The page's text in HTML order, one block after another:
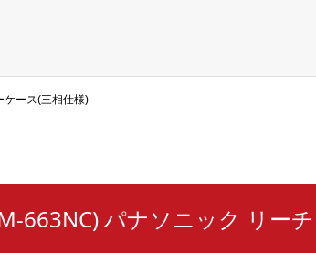
ケース(三相仕様)
663NC) パナソニック リー